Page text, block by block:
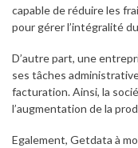
capable de réduire les
pour gérer l’intégralité
D’autre part, une
ses tâches
facturation. Ainsi, la
l’augmentation de la
Egalement, Getdata à